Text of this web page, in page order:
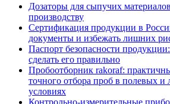
Дозаторы для сыпучих
производству
Сертификация продукции в
документы и избежать лишних
Паспорт безопасности
сделать его правильно
Пробоотборник rakoraf:
точного отбора проб в полевых и
условиях
Контрольно-измерительные